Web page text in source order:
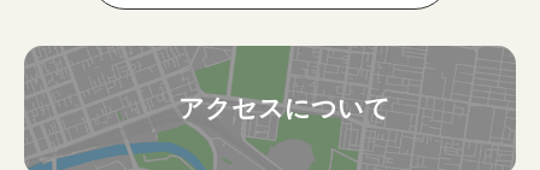
アクセスについて